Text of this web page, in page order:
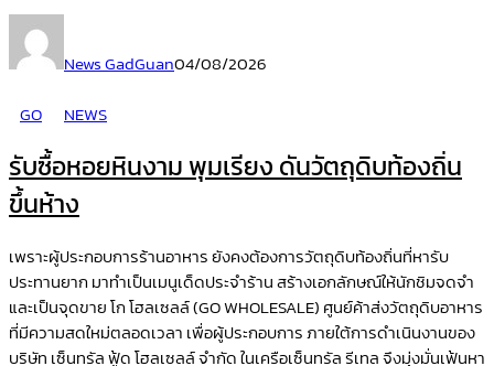
News GadGuan04/08/2026
GO
NEWS
รับซื้อหอยหินงาม พุมเรียง ดันวัตถุดิบท้องถิ่น
ขึ้นห้าง
เพราะผู้ประกอบการร้านอาหาร ยังคงต้องการวัตถุดิบท้องถิ่นที่หารับ
ประทานยาก มาทำเป็นเมนูเด็ดประจำร้าน สร้างเอกลักษณ์ให้นักชิมจดจำ
และเป็นจุดขาย โก โฮลเซลล์ (GO WHOLESALE) ศูนย์ค้าส่งวัตถุดิบอาหาร
ที่มีความสดใหม่ตลอดเวลา เพื่อผู้ประกอบการ ภายใต้การดำเนินงานของ
บริษัท เซ็นทรัล ฟู้ด โฮลเซลล์ จำกัด ในเครือเซ็นทรัล รีเทล จึงมุ่งมั่นเฟ้นหา